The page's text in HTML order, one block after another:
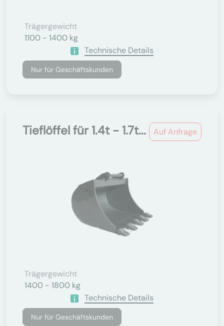
Trägergewicht
1100 - 1400 kg
Technische Details
Nur für Geschäftskunden
Auf Anfrage
Tieflöffel für 1.4t - 1.7t...
Trägergewicht
1400 - 1800 kg
Technische Details
Nur für Geschäftskunden